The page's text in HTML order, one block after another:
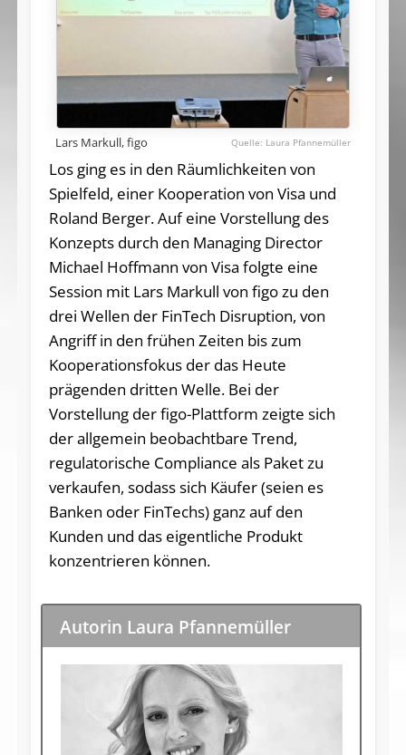
Lars Markull, figo Laura Pfannemüller
Los ging es in den Räumlichkeiten von
Spielfeld, einer Kooperation von Visa und
Roland Berger. Auf eine Vorstellung des
Konzepts durch den Managing Director
Michael Hoffmann von Visa folgte eine
Session mit Lars Markull von figo zu den
drei Wellen der FinTech Disruption, von
Angriff in den frühen Zeiten bis zum
Kooperationsfokus der das Heute
prägenden dritten Welle. Bei der
Vorstellung der figo-Plattform zeigte sich
der allgemein beobachtbare Trend,
regulatorische Compliance als Paket zu
verkaufen, sodass sich Käufer (seien es
Banken oder FinTechs) ganz auf den
Kunden und das eigentliche Produkt
konzentrieren können.
Autorin Laura Pfannemüller